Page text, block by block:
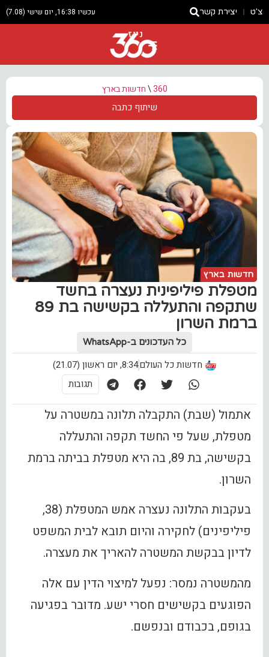
צ'ט יצירת קשר עכשיו 16:38, יום שישי (7.08)
ניוז
360
\חדשות בארץ
שיתוף כתבה
חדשות בארץ
מטפלת פיליפינית נעצרה בחשד
שתקפה והתעללה בקשישה בת 89
ברמת השרון
כל העדכונים ב-WhatsApp
חדשות כל העולם8:34, יום ראשון (21.07)
תגובות
אתמול (שבת) התקבלה תלונה במשטרה על
מטפלת, שעל פי החשד תקפה והתעללה
בקשישה, בת 89, בה היא מטפלת בביתה ברמת
השרון.
בעקבות התלונה נעצרה אמש המטפלת (38,
פיליפינים) לחקירה והיום תובא לבית המשפט
לדיון בבקשת המשטרה להאריך את מעצרה.
מהמשטרה נמסר: נפעל למיצוי הדין עם אלה
הפוגעים בקשישים חסרי ישע. מדובר בפגיעה
בגופם, בכבודם ובנפשם.